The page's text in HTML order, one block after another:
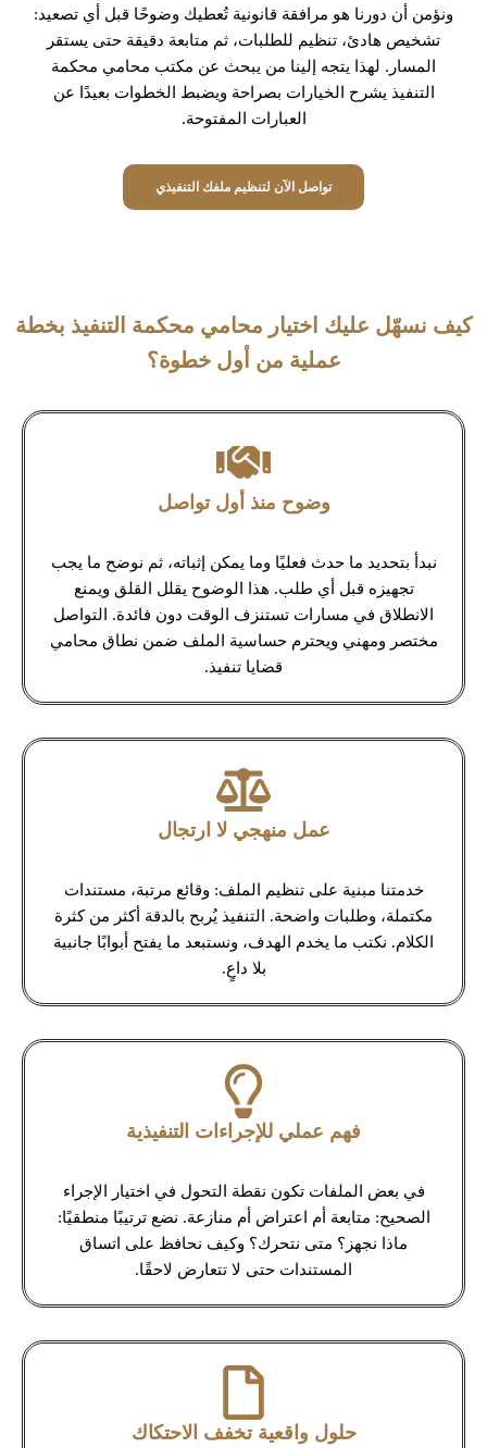
ونؤمن أن دورنا هو مرافقة قانونية تُعطيك وضوحًا قبل أي تصعيد:
تشخيص هادئ، تنظيم للطلبات، ثم متابعة دقيقة حتى يستقر
المسار. لهذا يتجه إلينا من يبحث عن مكتب محامي محكمة
التنفيذ يشرح الخيارات بصراحة ويضبط الخطوات بعيدًا عن
العبارات المفتوحة.
تواصل الآن لتنظيم ملفك التنفيذي
كيف نسهّل عليك اختيار محامي محكمة التنفيذ بخطة
عملية من أول خطوة؟
وضوح منذ أول تواصل
نبدأ بتحديد ما حدث فعليًا وما يمكن إثباته، ثم نوضح ما يجب
تجهيزه قبل أي طلب. هذا الوضوح يقلل القلق ويمنع
الانطلاق في مسارات تستنزف الوقت دون فائدة. التواصل
مختصر ومهني ويحترم حساسية الملف ضمن نطاق محامي
قضايا تنفيذ.
عمل منهجي لا ارتجال
خدمتنا مبنية على تنظيم الملف: وقائع مرتبة، مستندات
مكتملة، وطلبات واضحة. التنفيذ يُربح بالدقة أكثر من كثرة
الكلام. نكتب ما يخدم الهدف، ونستبعد ما يفتح أبوابًا جانبية
بلا داعٍ.
فهم عملي للإجراءات التنفيذية
في بعض الملفات تكون نقطة التحول في اختيار الإجراء
الصحيح: متابعة أم اعتراض أم منازعة. نضع ترتيبًا منطقيًا:
ماذا نجهز؟ متى نتحرك؟ وكيف نحافظ على اتساق
المستندات حتى لا تتعارض لاحقًا.
حلول واقعية تخفف الاحتكاك